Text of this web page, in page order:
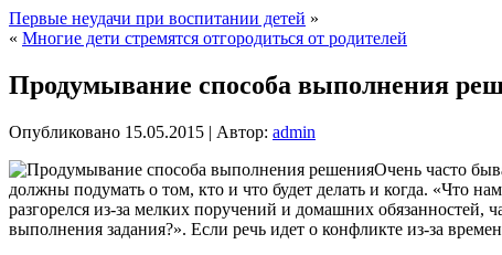
Первые неудачи при воспитании детей »
« Многие дети стремятся отгородиться от родителей
Продумывание способа выполнения
Опубликовано 15.05.2015 | Автор: admin
Очень часто
должны подумать о том, кто и что будет делать и когда. «Что
разгорелся из-за мелких поручений и домашних
выполнения задания?». Если речь идет о конфликте из-за